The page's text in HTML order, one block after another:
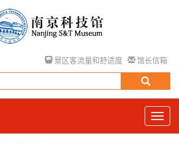
景区客流量和舒适度 馆长信箱